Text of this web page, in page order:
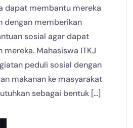
dapat membantu mereka
dengan memberikan
sosial agar dapat
Mahasiswa ITKJ
peduli sosial dengan
makanan ke masyarakat
sebagai bentuk [...]